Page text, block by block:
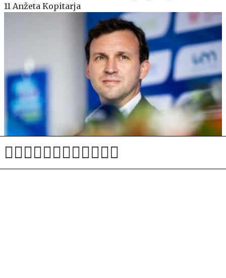
11 Anžeta Kopitarja
Primož Feguš upa na najuspešnejše prvenstvo vseh
časov za slovensko atletiko